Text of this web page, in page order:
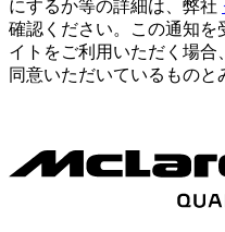
にするか等の詳細は、弊社
確認ください。この通知を
イトをご利用いただく場合
同意いただいているものと